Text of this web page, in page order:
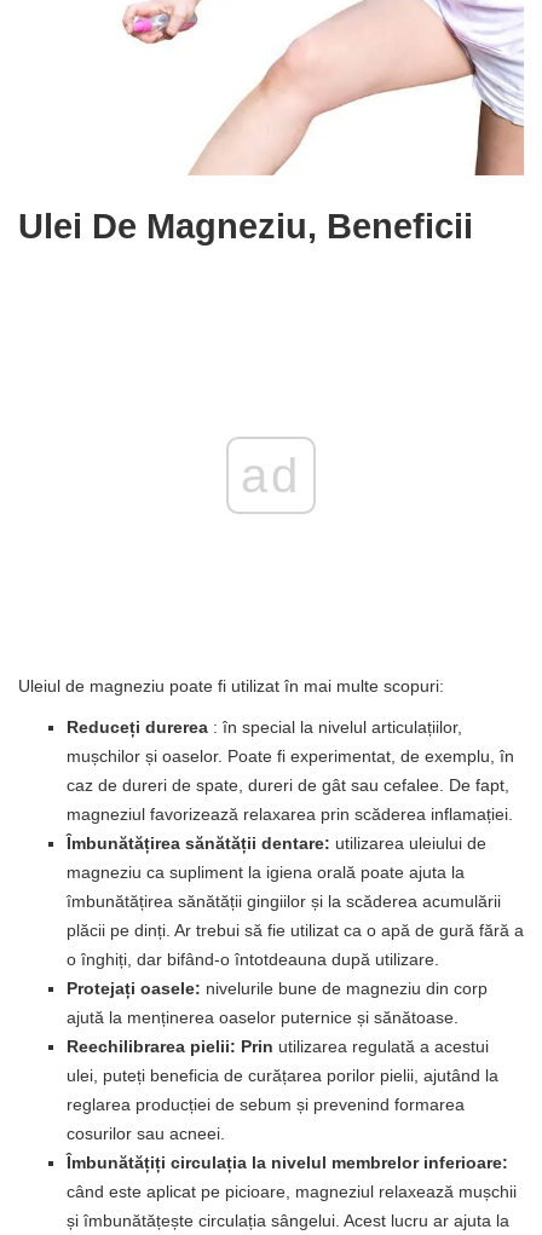
Ulei De Magneziu, Beneficii
ad
Uleiul de magneziu poate fi utilizat în mai multe scopuri:
Reduceți durerea : în special la nivelul articulațiilor,
mușchilor și oaselor. Poate fi experimentat, de exemplu, în
caz de dureri de spate, dureri de gât sau cefalee. De fapt,
magneziul favorizează relaxarea prin scăderea inflamației.
Îmbunătățirea sănătății dentare: utilizarea uleiului de
magneziu ca supliment la igiena orală poate ajuta la
îmbunătățirea sănătății gingiilor și la scăderea acumulării
plăcii pe dinți. Ar trebui să fie utilizat ca o apă de gură fără a
o înghiți, dar bifând-o întotdeauna după utilizare.
Protejați oasele: nivelurile bune de magneziu din corp
ajută la menținerea oaselor puternice și sănătoase.
Reechilibrarea pielii: Prin utilizarea regulată a acestui
ulei, puteți beneficia de curățarea porilor pielii, ajutând la
reglarea producției de sebum și prevenind formarea
cosurilor sau acneei.
Îmbunătățiți circulația la nivelul membrelor inferioare:
când este aplicat pe picioare, magneziul relaxează mușchii
și îmbunătățește circulația sângelui. Acest lucru ar ajuta la